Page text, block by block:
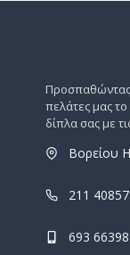
Προσπαθώντας
πελάτες μας
δίπλα σας με
Βορείου
211
693